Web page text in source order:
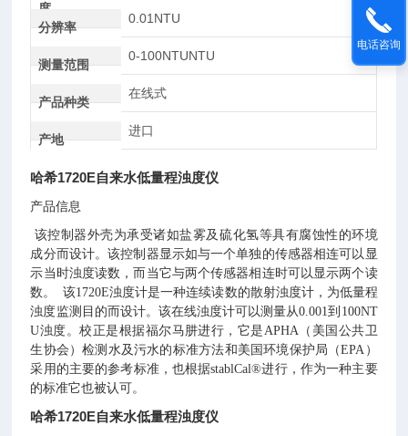
度
分辨率
0.01NTU
测量范围
0-100NTUNTU
产品种类
在线式
产地
进口
哈希1720E自来水低量程浊度仪
产品信息
该控制器外壳为承受诸如盐雾及硫化氢等具有腐蚀性的环境
成分而设计。该控制器显示如与一个单独的传感器相连可以显
示当时浊度读数，而当它与两个传感器相连时可以显示两个读
数。 该1720E浊度计是一种连续读数的散射浊度计，为低量程
浊度监测目的而设计。该在线浊度计可以测量从0.001到100NT
U浊度。校正是根据福尔马肼进行，它是APHA（美国公共卫
生协会）检测水及污水的标准方法和美国环境保护局（EPA）
采用的主要的参考标准，也根据stablCal®进行，作为一种主要
的标准它也被认可。
哈希1720E自来水低量程浊度仪
电话咨询